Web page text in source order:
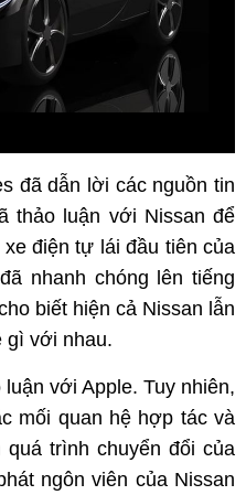
đã dẫn lời các nguồn tin
thảo luận với Nissan để
điện tự lái đầu tiên của
nhanh chóng lên tiếng
biết hiện cả Nissan lẫn
gì với nhau.
với Apple. Tuy nhiên,
mối quan hệ hợp tác và
trình chuyển đổi của
ngôn viên của Nissan